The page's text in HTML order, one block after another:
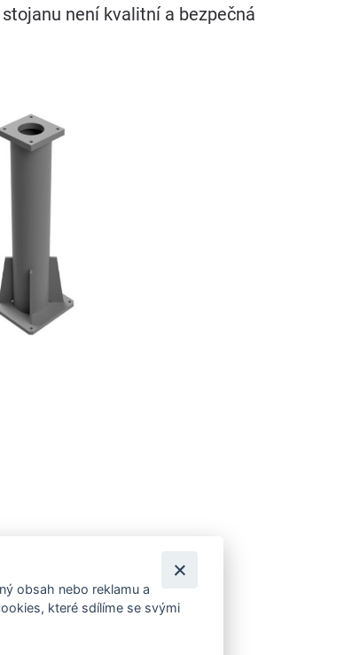
není kvalitní a bezpečná
obsah nebo reklamu a
které sdílíme se svými